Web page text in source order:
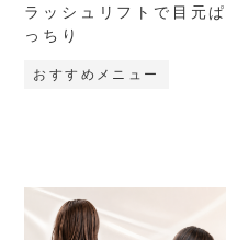
ラッシュリフトで目元ぱ
っちり
おすすめメニュー